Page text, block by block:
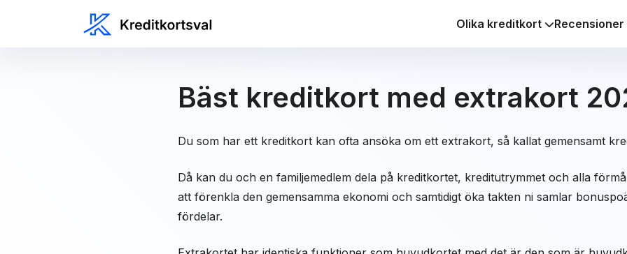
Olika kreditkort Recensioner
Bäst kreditkort med extrakort
Du som har ett kreditkort kan ofta ansöka om ett extrakort, så kallat gemensamt
Då kan du och en familjemedlem dela på kreditkortet, kreditutrymmet och alla
att förenkla den gemensamma ekonomi och samtidigt öka takten ni samlar
fördelar.